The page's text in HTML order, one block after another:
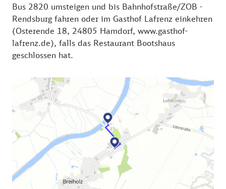
Bus 2820 umsteigen und bis Bahnhofstraße/ZOB -
Rendsburg fahren oder im Gasthof Lafrenz einkehren
(Osterende 18, 24805 Hamdorf, www.gasthof-
lafrenz.de), falls das Restaurant Bootshaus
geschlossen hat.